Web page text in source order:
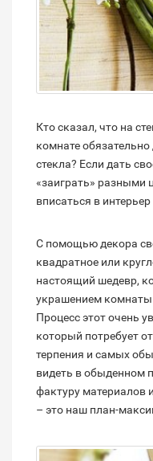
Кто сказал, что на
комнате
стекла? Если дать
«заиграть» разными
вписаться в
С помощью декора
квадратное или
настоящий шедевр,
украшением комнаты
Процесс этот очень
который потребует
терпения и самых
видеть в обыденном
фактуру материалов
– это наш план-